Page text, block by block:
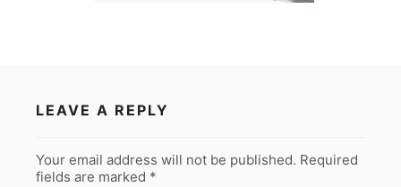
LEAVE A REPLY
Your email address will not be published. Required
fields are marked *